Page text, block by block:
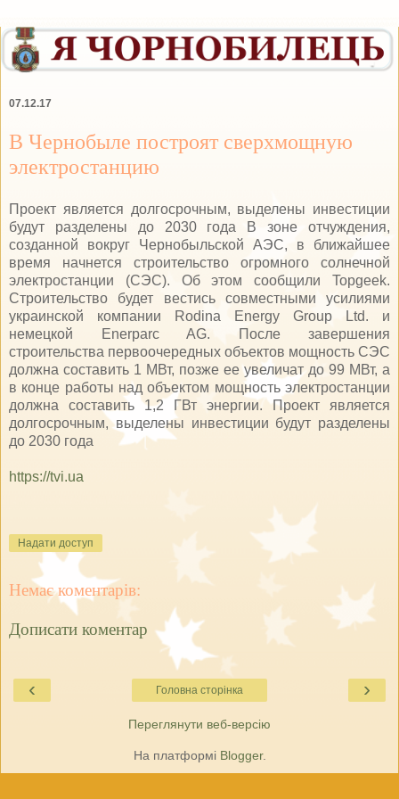
07.12.17
В Чернобыле построят сверхмощную
электростанцию
Проект является долгосрочным, выделены инвестиции
будут разделены до 2030 года В зоне отчуждения,
созданной вокруг Чернобыльской АЭС, в ближайшее
время начнется строительство огромного солнечной
электростанции (СЭС). Об этом сообщили Topgeek.
Строительство будет вестись совместными усилиями
украинской компании Rodina Energy Group Ltd. и
немецкой Enerparc AG. После завершения
строительства первоочередных объектов мощность СЭС
должна составить 1 МВт, позже ее увеличат до 99 МВт, а
в конце работы над объектом мощность электростанции
должна составить 1,2 ГВт энергии. Проект является
долгосрочным, выделены инвестиции будут разделены
до 2030 года
https://tvi.ua
Надати доступ
Немає коментарів:
Дописати коментар
‹ ›
Головна сторінка
Переглянути веб-версію
На платформі Blogger.